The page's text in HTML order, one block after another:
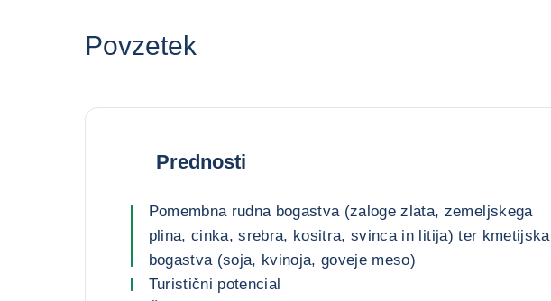
Povzetek
Prednosti
Pomembna rudna bogastva (zaloge zlata, zemeljskega
plina, cinka, srebra, kositra, svinca in litija) ter kmetijska
bogastva (soja, kvinoja, goveje meso)
Turistični potencial